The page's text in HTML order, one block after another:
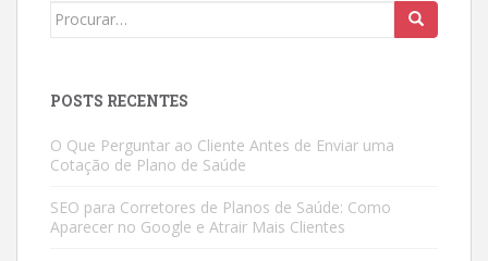
Search
POSTS RECENTES
O Que Perguntar ao Cliente Antes de Enviar uma
Cotação de Plano de Saúde
SEO para Corretores de Planos de Saúde: Como
Aparecer no Google e Atrair Mais Clientes